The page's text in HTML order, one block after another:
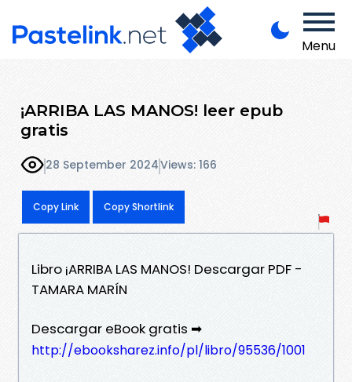
Menu
¡ARRIBA LAS MANOS! leer epub
gratis
28 September 2024Views: 166
Copy Link Copy Shortlink
Libro ¡ARRIBA LAS MANOS! Descargar PDF -
TAMARA MARÍN
Descargar eBook gratis ➡
http://ebooksharez.info/pl/libro/95536/1001